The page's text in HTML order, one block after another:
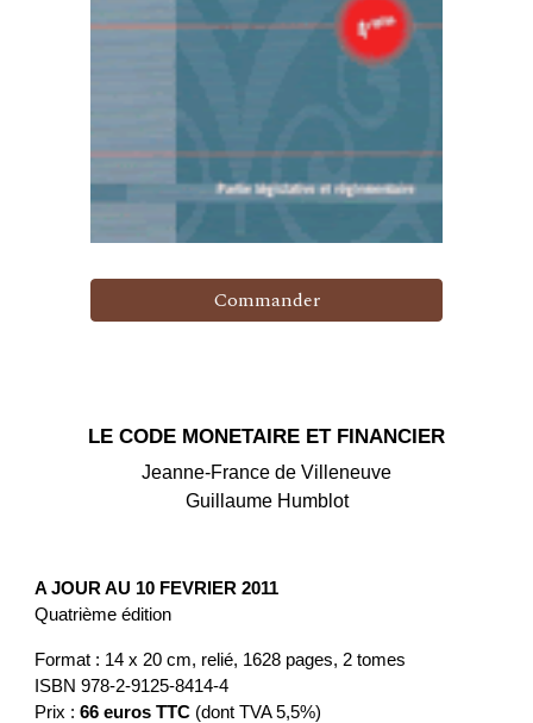
Commander
LE CODE MONETAIRE ET FINANCIER
Jeanne-France de Villeneuve
Guillaume Humblot
A JOUR AU 10 FEVRIER 2011
Quatrième édition
Format : 14 x 20 cm, relié, 1628 pages, 2 tomes
ISBN 978-2-9125-8414-4
Prix :66 euros TTC (dont TVA 5,5%)